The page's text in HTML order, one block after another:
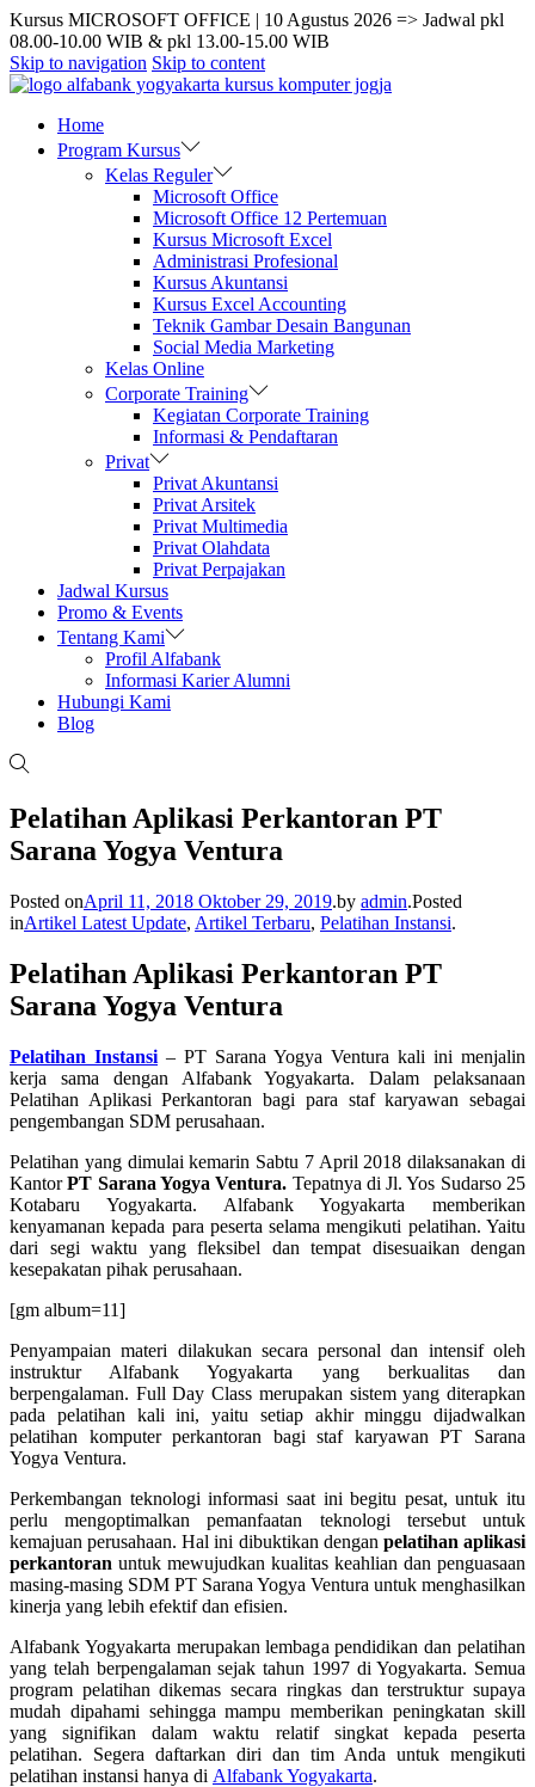
Kursus MICROSOFT OFFICE | 10 Agustus 2026 => Jadwal pkl
08.00-10.00 WIB & pkl 13.00-15.00 WIB
Skip to navigation Skip to content
Home
Program Kursus
Kelas Reguler
Microsoft Office
Microsoft Office 12 Pertemuan
Kursus Microsoft Excel
Administrasi Profesional
Kursus Akuntansi
Kursus Excel Accounting
Teknik Gambar Desain Bangunan
Social Media Marketing
Kelas Online
Corporate Training
Kegiatan Corporate Training
Informasi & Pendaftaran
Privat
Privat Akuntansi
Privat Arsitek
Privat Multimedia
Privat Olahdata
Privat Perpajakan
Jadwal Kursus
Promo & Events
Tentang Kami
Profil Alfabank
Informasi Karier Alumni
Hubungi Kami
Blog
Pelatihan Aplikasi Perkantoran PT
Sarana Yogya Ventura
Posted onApril 11, 2018 Oktober 29, 2019.by admin.Posted
inArtikel Latest Update, Artikel Terbaru, Pelatihan Instansi.
Pelatihan Aplikasi Perkantoran PT
Sarana Yogya Ventura
Pelatihan Instansi – PT Sarana Yogya Ventura kali ini menjalin
kerja sama dengan Alfabank Yogyakarta. Dalam pelaksanaan
Pelatihan Aplikasi Perkantoran bagi para staf karyawan sebagai
pengembangan SDM perusahaan.
Pelatihan yang dimulai kemarin Sabtu 7 April 2018 dilaksanakan di
KantorPT Sarana Yogya Ventura. Tepatnya di Jl. Yos Sudarso 25
Kotabaru Yogyakarta. Alfabank Yogyakarta memberikan
kenyamanan kepada para peserta selama mengikuti pelatihan. Yaitu
dari segi waktu yang fleksibel dan tempat disesuaikan dengan
kesepakatan pihak perusahaan.
[gm album=11]
Penyampaian materi dilakukan secara personal dan intensif oleh
instruktur Alfabank Yogyakarta yang berkualitas dan
berpengalaman. Full Day Class merupakan sistem yang diterapkan
pada pelatihan kali ini, yaitu setiap akhir minggu dijadwalkan
pelatihan komputer perkantoran bagi staf karyawan PT Sarana
Yogya Ventura.
Perkembangan teknologi informasi saat ini begitu pesat, untuk itu
perlu mengoptimalkan pemanfaatan teknologi tersebut untuk
kemajuan perusahaan. Hal ini dibuktikan dengan pelatihan aplikasi
perkantoran untuk mewujudkan kualitas keahlian dan penguasaan
masing-masing SDM PT Sarana Yogya Ventura untuk menghasilkan
kinerja yang lebih efektif dan efisien.
Alfabank Yogyakarta merupakan lembaga pendidikan dan pelatihan
yang telah berpengalaman sejak tahun 1997 di Yogyakarta. Semua
program pelatihan dikemas secara ringkas dan terstruktur supaya
mudah dipahami sehingga mampu memberikan peningkatan skill
yang signifikan dalam waktu relatif singkat kepada peserta
pelatihan. Segera daftarkan diri dan tim Anda untuk mengikuti
pelatihan instansi hanya di Alfabank Yogyakarta.